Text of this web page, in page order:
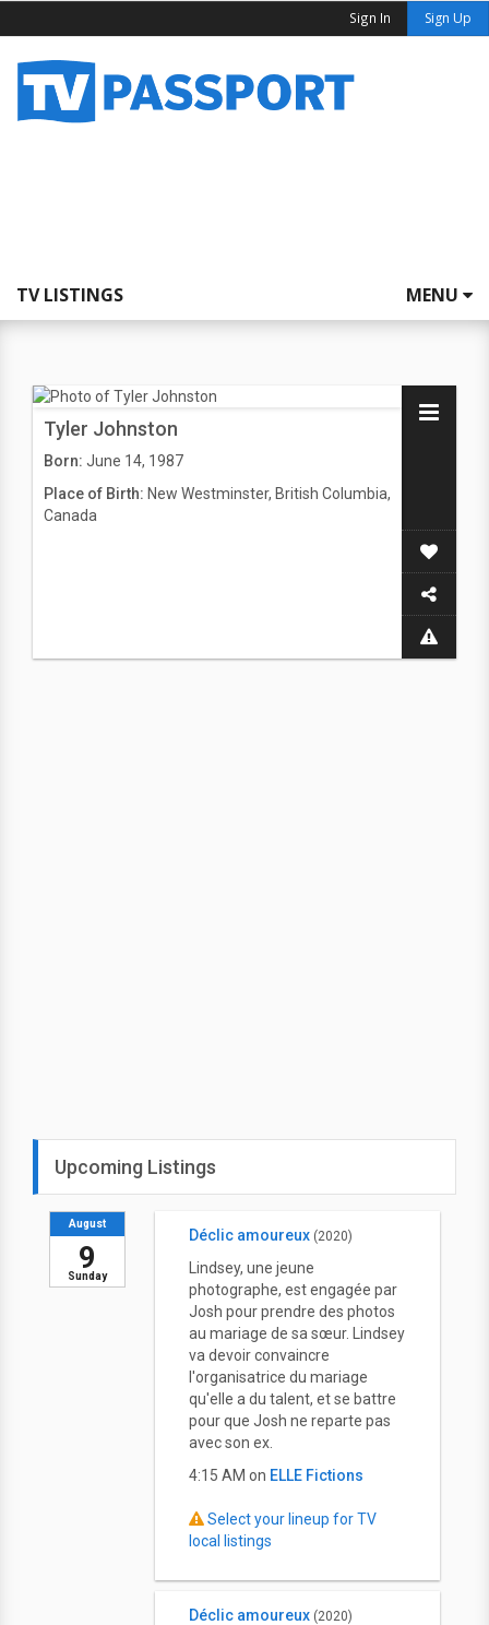
Sign In Sign Up
TV LISTINGS MENU
Tyler Johnston
Born: June 14, 1987
Place of Birth: New Westminster, British Columbia,
Canada
Upcoming Listings
Sunday
August
9
Déclic amoureux (2020)
Lindsey, une jeune
photographe, est engagée par
Josh pour prendre des photos
au mariage de sa sœur. Lindsey
va devoir convaincre
l'organisatrice du mariage
qu'elle a du talent, et se battre
pour que Josh ne reparte pas
avec son ex.
4:15 AM on ELLE Fictions
Select your lineup for TV
local listings
Déclic amoureux (2020)